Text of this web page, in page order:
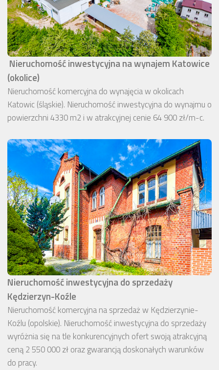
Nieruchomość inwestycyjna na wynajem Katowice
(okolice)
Nieruchomość komercyjna do wynajęcia w okolicach
Katowic (śląskie). Nieruchomość inwestycyjna do wynajmu o
powierzchni 4330 m2 i w atrakcyjnej cenie 64 900 zł/m-c.
Nieruchomość inwestycyjna do sprzedaży
Kędzierzyn-Koźle
Nieruchomość komercyjna na sprzedaż w Kędzierzynie-
Koźlu (opolskie). Nieruchomość inwestycyjna do sprzedaży
wyróżnia się na tle konkurencyjnych ofert swoją atrakcyjną
ceną 2 550 000 zł oraz gwarancją doskonałych warunków
do pracy.